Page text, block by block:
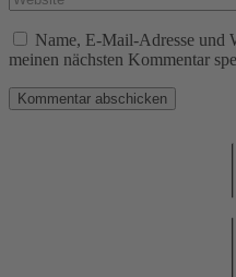
Name, E-Mail-Adresse und
meinen nächsten Kommentar